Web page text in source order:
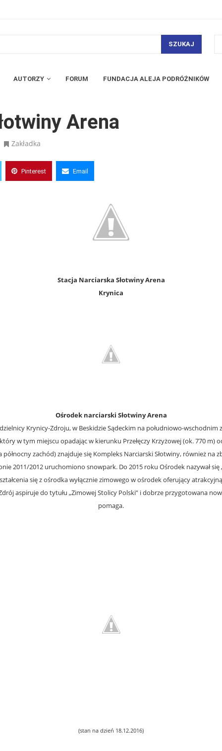
SZUKAJ
AUTORZY FORUM FUNDACJA ALEJA PODRÓŻNIKÓW
Arena
Zakładka
Pinterest Email
Stacja Narciarska Słotwiny Arena
Krynica
Ośrodek narciarski Słotwiny Arena
Krynicy-Zdroju, w Beskidzie Sądeckim na południowo-
w tym miejscu opadając w kierunku Przełęczy Krzyżowej (ok. 770 m)
północny zachód) znajduje się Kompleks Narciarski Słotwiny, również na
2011/2012 uruchomiono snowpark. Do 2015 roku Ośrodek nazywał
się z ośrodka wyłącznie zimowego w ośrodek oferujący
aspiruje do tytułu „Zimowej Stolicy Polski” i dobrze przygotowana
pomaga.
(stan na dzień 18.12.2016)